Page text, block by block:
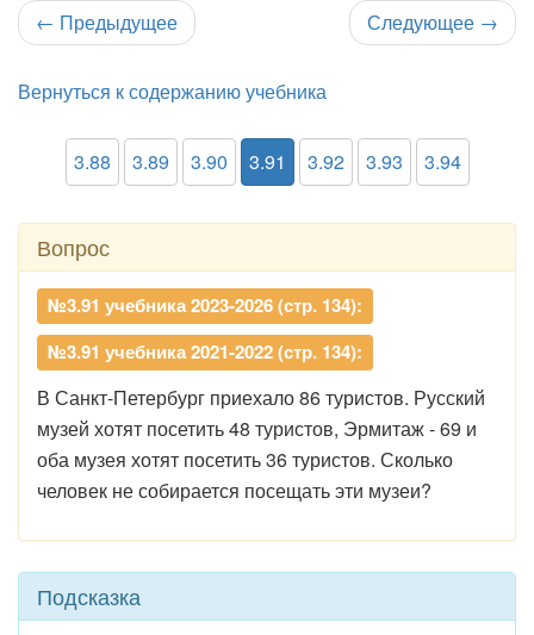
← Предыдущее Следующее →
Вернуться к содержанию учебника
3.88 3.89 3.90 3.91 3.92 3.93 3.94
Вопрос
№3.91 учебника 2023-2026 (стр. 134):
№3.91 учебника 2021-2022 (стр. 134):
В Санкт-Петербург приехало 86 туристов. Русский
музей хотят посетить 48 туристов, Эрмитаж - 69 и
оба музея хотят посетить 36 туристов. Сколько
человек не собирается посещать эти музеи?
Подсказка